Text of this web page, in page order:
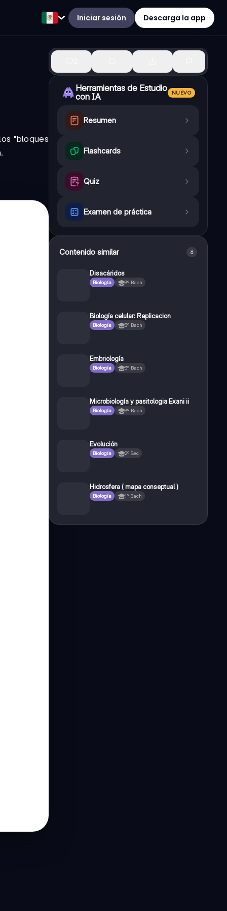
Iniciar sesión Descarga la app
"bloques
Herramientas de Estudio
con IA
NUEVO
Resumen
Flashcards
Quiz
Examen de práctica
Contenido similar 6
Disacáridos
Biología 3º Bach
Biología celular: Replicacion
Biología 3º Bach
Embriología
Biología 3º Bach
Microbiología y pasitologia Exani ii
Biología 3º Bach
Evolución
Biología 2º Sec
Hidrosfera ( mapa conseptual )
Biología 1º Bach